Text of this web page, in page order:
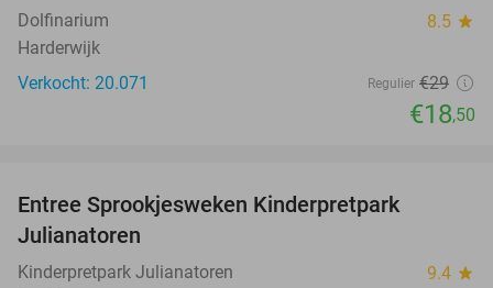
Dolfinarium 8.5 star
Harderwijk
Verkocht: 20.071
Regulier €29
€18,50
Entree Sprookjesweken Kinderpretpark
Julianatoren
Kinderpretpark Julianatoren 9.4 star